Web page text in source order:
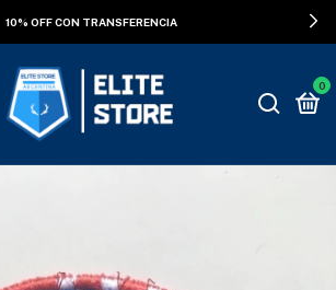
ENVÍOS GRATIS SUPERANDO LOS $100.000
0